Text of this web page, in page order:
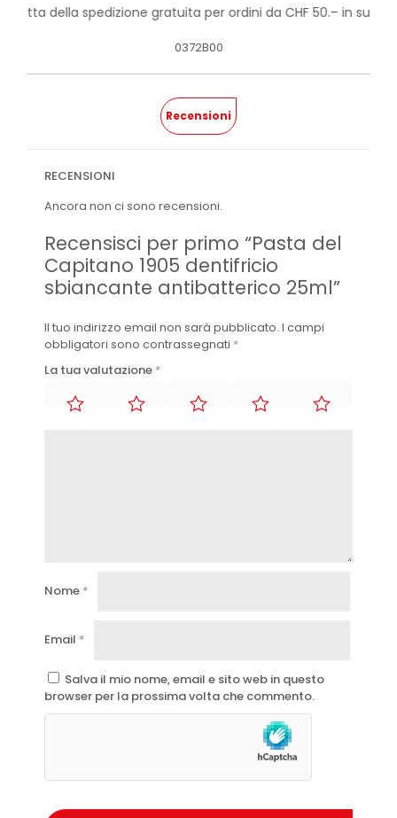
della spedizione gratuita per ordini da CHF 50.– in su!
0372B00
Recensioni
RECENSIONI
Ancora non ci sono recensioni.
Recensisci per primo “Pasta del
Capitano 1905 dentifricio
sbiancante antibatterico 25ml”
Il tuo indirizzo email non sarà pubblicato. I campi
obbligatori sono contrassegnati *
La tua valutazione *
Nome *
Email *
Salva il mio nome, email e sito web in questo
browser per la prossima volta che commento.